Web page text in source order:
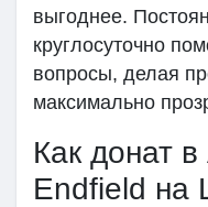
выгоднее.
круглосуточно
вопросы, делая
максимально
Как донат
Endfield на